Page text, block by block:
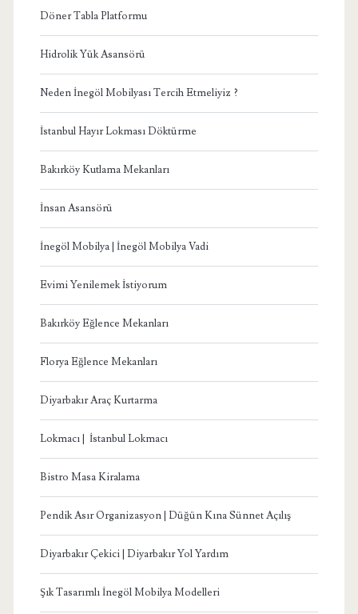
Döner Tabla Platformu
Hidrolik Yük Asansörü
Neden İnegöl Mobilyası Tercih Etmeliyiz ?
İstanbul Hayır Lokması Döktürme
Bakırköy Kutlama Mekanları
İnsan Asansörü
İnegöl Mobilya | İnegöl Mobilya Vadi
Evimi Yenilemek İstiyorum
Bakırköy Eğlence Mekanları
Florya Eğlence Mekanları
Diyarbakır Araç Kurtarma
Lokmacı | İstanbul Lokmacı
Bistro Masa Kiralama
Pendik Asır Organizasyon | Düğün Kına Sünnet Açılış
Diyarbakır Çekici | Diyarbakır Yol Yardım
Şık Tasarımlı İnegöl Mobilya Modelleri